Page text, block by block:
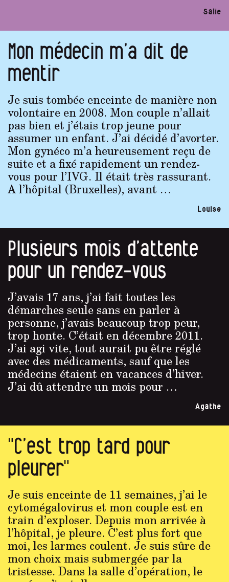
Salie
Mon médecin m’a dit de
mentir
Je suis tombée enceinte de manière non
volontaire en 2008. Mon couple n’allait
pas bien et j’étais trop jeune pour
assumer un enfant. J’ai décidé d’avorter.
Mon gynéco m’a heureusement reçu de
suite et a fixé rapidement un rendez-
vous pour l’IVG. Il était très rassurant.
A l’hôpital (Bruxelles), avant …
Louise
Plusieurs mois d’attente
pour un rendez-vous
J’avais 17 ans, j’ai fait toutes les
démarches seule sans en parler à
personne, j’avais beaucoup trop peur,
trop honte. C’était en décembre 2011.
J’ai agi vite, tout aurait pu être réglé
avec des médicaments, sauf que les
médecins étaient en vacances d’hiver.
J’ai dû attendre un mois pour …
Agathe
"C’est trop tard pour
pleurer"
Je suis enceinte de 11 semaines, j’ai le
cytomégalovirus et mon couple est en
train d’exploser. Depuis mon arrivée à
l’hôpital, je pleure. C’est plus fort que
moi, les larmes coulent. Je suis sûre de
mon choix mais submergée par la
tristesse. Dans la salle d’opération, le